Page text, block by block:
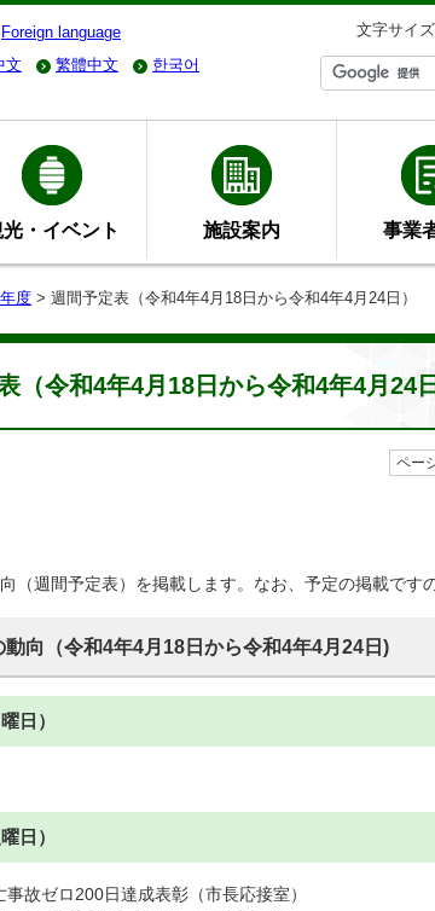
Foreign language 文字サイズ
文 繁體中文 한국어
・イベント 施設案内 事業
度 > 週間予定表（令和4年4月18日から令和4年4月24日）
（令和4年4月18日から令和4年4月24日
ペー
（週間予定表）を掲載します。なお、予定の掲載です
動向（令和4年4月18日から令和4年4月24日)
日）
日）
事故ゼロ200日達成表彰（市長応接室）